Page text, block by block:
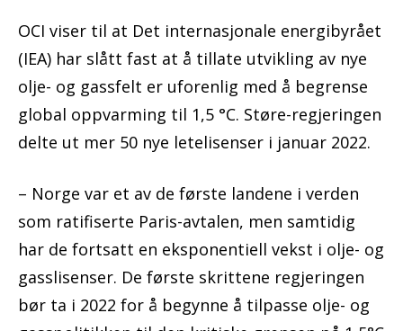
OCI viser til at Det internasjonale energibyrået
(IEA) har slått fast at å tillate utvikling av nye
olje- og gassfelt er uforenlig med å begrense
global oppvarming til 1,5 °C. Støre-regjeringen
delte ut mer 50 nye letelisenser i januar 2022.
– Norge var et av de første landene i verden
som ratifiserte Paris-avtalen, men samtidig
har de fortsatt en eksponentiell vekst i olje- og
gasslisenser. De første skrittene regjeringen
bør ta i 2022 for å begynne å tilpasse olje- og